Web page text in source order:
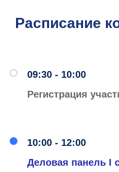
Расписание
09:30 - 10:00
Регистрация
10:00 - 12:00
Деловая панель I